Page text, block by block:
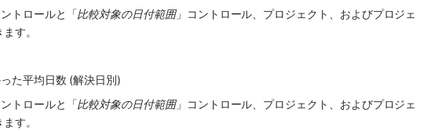
トロールと「比較対象の日付範囲」コントロール、プロジェクト、およびプロジェ
す。
た平均日数 (解決日別)
トロールと「比較対象の日付範囲」コントロール、プロジェクト、およびプロジェ
す。